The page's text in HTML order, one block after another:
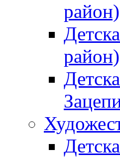
район)
район)